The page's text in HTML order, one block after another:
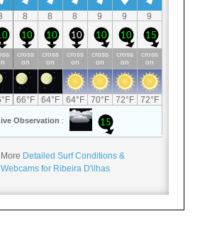
More Detailed Surf Conditions &
Webcams for Ribeira D'ilhas